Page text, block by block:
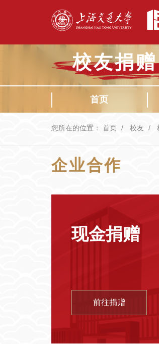
校友捐赠
首页
您所在的位置： 首页 校友
企业合作
现金捐赠
前往捐赠